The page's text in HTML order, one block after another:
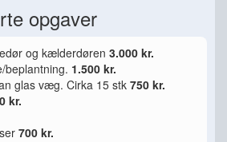
opgaver
og kælderdøren 3.000 kr.
beplantning. 1.500 kr.
glas væg. Cirka 15 stk 750 kr.
kr.
700 kr.